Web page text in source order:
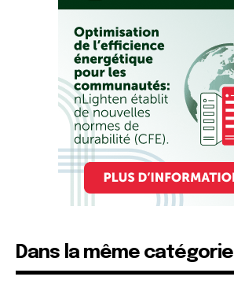
Dans la même catégorie